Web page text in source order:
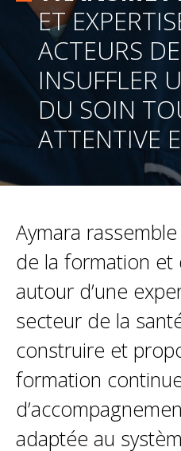
ET
ACTEURS
INSUFFLER
DU SOIN
ATTENTIVE
Aymara
de la formation et
autour d’une
secteur de la
construire et
formation
adaptée au